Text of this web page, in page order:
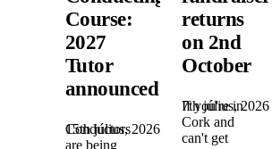
Course:
2027
Tutor
announced!
15th július, 2026
Conductors
are being
returns
on 2nd
October
7th július, 2026
If you're in
Cork and
can't get